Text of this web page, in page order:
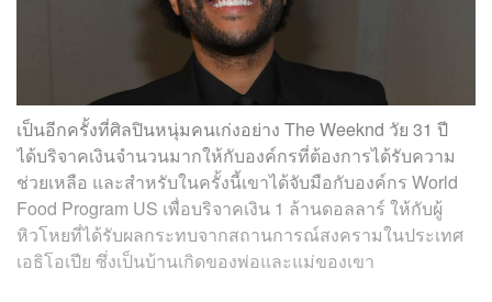
เป็นอีกครั้งที่ศิลปินหนุ่มคนเก่งอย่าง The Weeknd วัย 31 ปี
ได้บริจาคเงินจำนวนมากให้กับองค์กรที่ต้องการได้รับความ
ช่วยเหลือ และสำหรับในครั้งนี้เขาได้จับมือกับองค์กร World
Food Program US เพื่อบริจาคเงิน 1 ล้านดอลลาร์ ให้กับผู้
หิวโหยที่ได้รับผลกระทบจากสถานการณ์สงครามในประเทศ
เอธิโอเปีย ซึ่งเป็นบ้านเกิดของพ่อและแม่ของเขา